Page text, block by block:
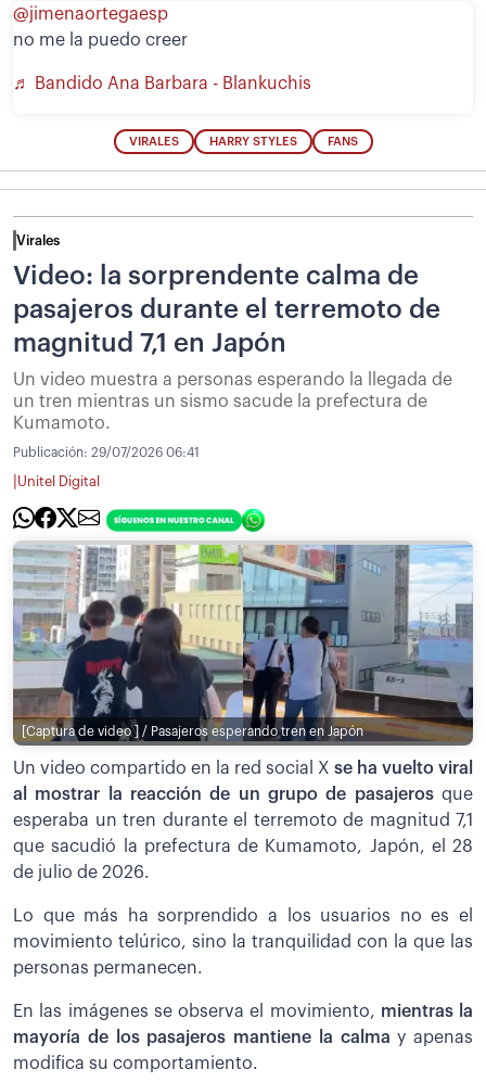
@jimenaortegaesp
no me la puedo creer
♬ Bandido Ana Barbara - Blankuchis
VIRALES HARRY STYLES FANS
Virales
Video: la sorprendente calma de
pasajeros durante el terremoto de
magnitud 7,1 en Japón
Un video muestra a personas esperando la llegada de
un tren mientras un sismo sacude la prefectura de
Kumamoto.
Publicación: 29/07/2026 06:41
Unitel Digital
[Captura de video ] / Pasajeros esperando tren en Japón
Un video compartido en la red social X se ha vuelto viral
al mostrar la reacción de un grupo de pasajerosque
esperaba un tren durante el terremoto de magnitud 7,1
que sacudió la prefectura de Kumamoto, Japón, el 28
de julio de 2026.
Lo que más ha sorprendido a los usuarios no es el
movimiento telúrico, sino la tranquilidad con la que las
personas permanecen.
En las imágenes se observa el movimiento, mientras la
mayoría de los pasajeros mantiene la calma y apenas
modifica su comportamiento.